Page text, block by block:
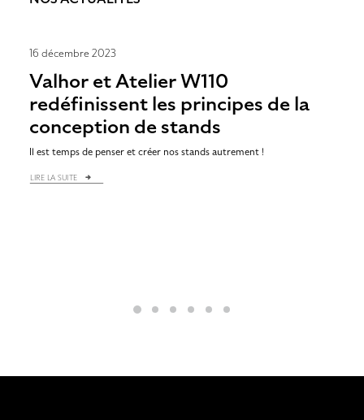
16 décembre 2023
Valhor et Atelier W110
redéfinissent les principes de la
conception de stands
Il est temps de penser et créer nos stands autrement !
LIRE LA SUITE